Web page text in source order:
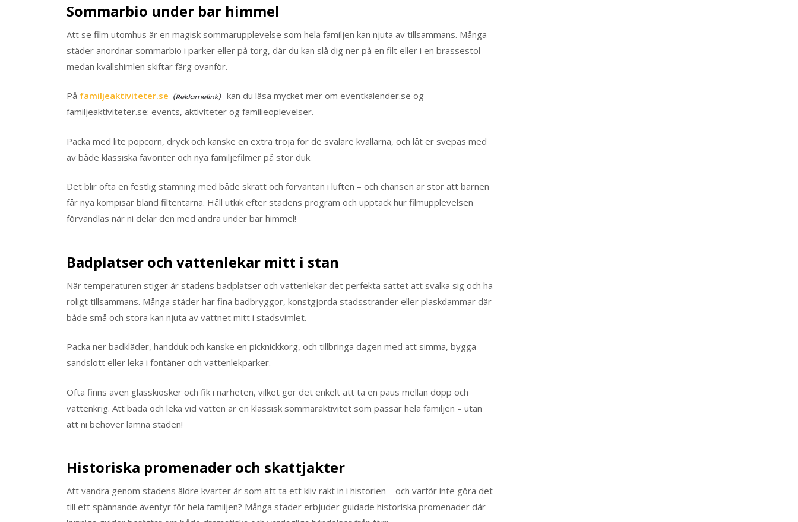
Sommarbio under bar himmel
Att se film utomhus är en magisk sommarupplevelse som hela familjen kan njuta av tillsammans. Många
städer anordnar sommarbio i parker eller på torg, där du kan slå dig ner på en filt eller i en brassestol
medan kvällshimlen skiftar färg ovanför.
På familjeaktiviteter.se
kan du läsa mycket mer om eventkalender.se og
familjeaktiviteter.se: events, aktiviteter og familieoplevelser.
Packa med lite popcorn, dryck och kanske en extra tröja för de svalare kvällarna, och låt er svepas med
av både klassiska favoriter och nya familjefilmer på stor duk.
Det blir ofta en festlig stämning med både skratt och förväntan i luften – och chansen är stor att barnen
får nya kompisar bland filtentarna. Håll utkik efter stadens program och upptäck hur filmupplevelsen
förvandlas när ni delar den med andra under bar himmel!
Badplatser och vattenlekar mitt i stan
När temperaturen stiger är stadens badplatser och vattenlekar det perfekta sättet att svalka sig och ha
roligt tillsammans. Många städer har fina badbryggor, konstgjorda stadsstränder eller plaskdammar där
både små och stora kan njuta av vattnet mitt i stadsvimlet.
Packa ner badkläder, handduk och kanske en picknickkorg, och tillbringa dagen med att simma, bygga
sandslott eller leka i fontäner och vattenlekparker.
Ofta finns även glasskiosker och fik i närheten, vilket gör det enkelt att ta en paus mellan dopp och
vattenkrig. Att bada och leka vid vatten är en klassisk sommaraktivitet som passar hela familjen – utan
att ni behöver lämna staden!
Historiska promenader och skattjakter
Att vandra genom stadens äldre kvarter är som att ta ett kliv rakt in i historien – och varför inte göra det
till ett spännande äventyr för hela familjen? Många städer erbjuder guidade historiska promenader där